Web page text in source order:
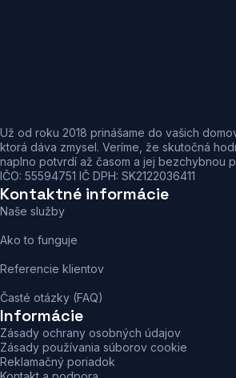
Ako to funguje
Referencie klientov
Časté otázky (FAQ)
Informácie
Zásady používania súborov cookie
Kontakt a podpora
info@profolt.sk
profolt@profolt.sk
+421 919 185 751
+421 948 820 410
© 2026 Profolt s.r.o. Všetky práva vyhradené.